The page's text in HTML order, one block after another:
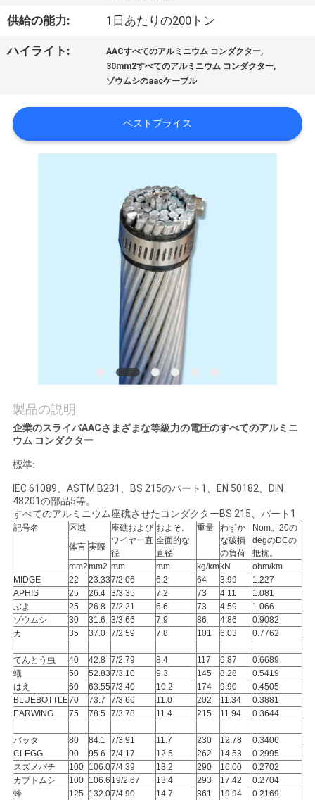
工
場
し
な
さ
い
ュ
ー
ス
引
用
を
要
供給の能力: 1日あたりの200トン
ハイライト: AACすべてのアルミニウム コンダクター,
30mm2すべてのアルミニウム コンダクター,
ゾウムシのaacケーブル
ベストプライス
製品の説明
企業のスライバAACさまざまな等級力の電圧のすべてのアルミニ
ウム コンダクター
標準:
IEC 61089、ASTM B231、BS 215のパート1、EN 50182、DIN
48201の部品5等。
すべてのアルミニウム座礁させたコンダクターBS 215、パート1
記号名 区域
座礁および
ワイヤー直
径
およそ。
全面的な
直径
重量
わずか
な破損
の負荷
Nom。20の
degのDCの
抵抗。
体言 実際
mm2mm2 mm mm kg/km kN
ohm/km
MIDGE
22 23.337/2.06 6.2 64 3.99
1.227
APHIS
25 26.4 3/3.35 7.2 73 4.11
1.081
ぶよ
25 26.8 7/2.21 6.6 73 4.59
1.066
ゾウムシ
30 31.6 3/3.66 7.9 86 4.86
0.9082
カ
35 37.0 7/2.59 7.8 101 6.03 0.7762
てんとう虫 40 42.8 7/2.79 8.4 117 6.87
0.6689
蟻
50 52.837/3.10 9.3 145 8.28
0.5419
はえ
60 63.557/3.40 10.2 174 9.90
0.4505
BLUEBOTTLE70 73.7 7/3.66 11.0 202 11.34
0.3881
EARWING
75 78.5 7/3.78 11.4 215 11.94 0.3644
バッタ 80 84.1 7/3.91 11.7 230 12.78
0.3406
CLEGG
90 95.6 7/4.17 12.5 262 14.53
0.2995
スズメバチ
100 106.07/4.39 13.2 290 16.00
0.2702
カブトムシ
100 106.6 19/2.67 13.4 293 17.42
0.2704
蜂
125 132.07/4.90 14.7 361 19.94 0.2169